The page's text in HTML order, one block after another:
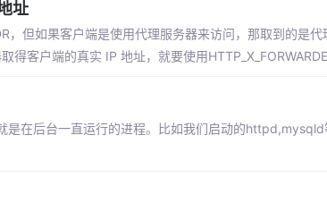
址
，但如果客户端是使用代理服务器来访问，那取到的是
得客户端的真实 IP 地址，就要使用
是在后台一直运行的进程。比如我们启动的